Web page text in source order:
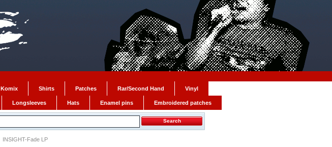
Komix Shirts Patches Rar/Second Hand Vinyl
Longsleeves Hats Enamel pins Embroidered patches
INSIGHT-Fade LP